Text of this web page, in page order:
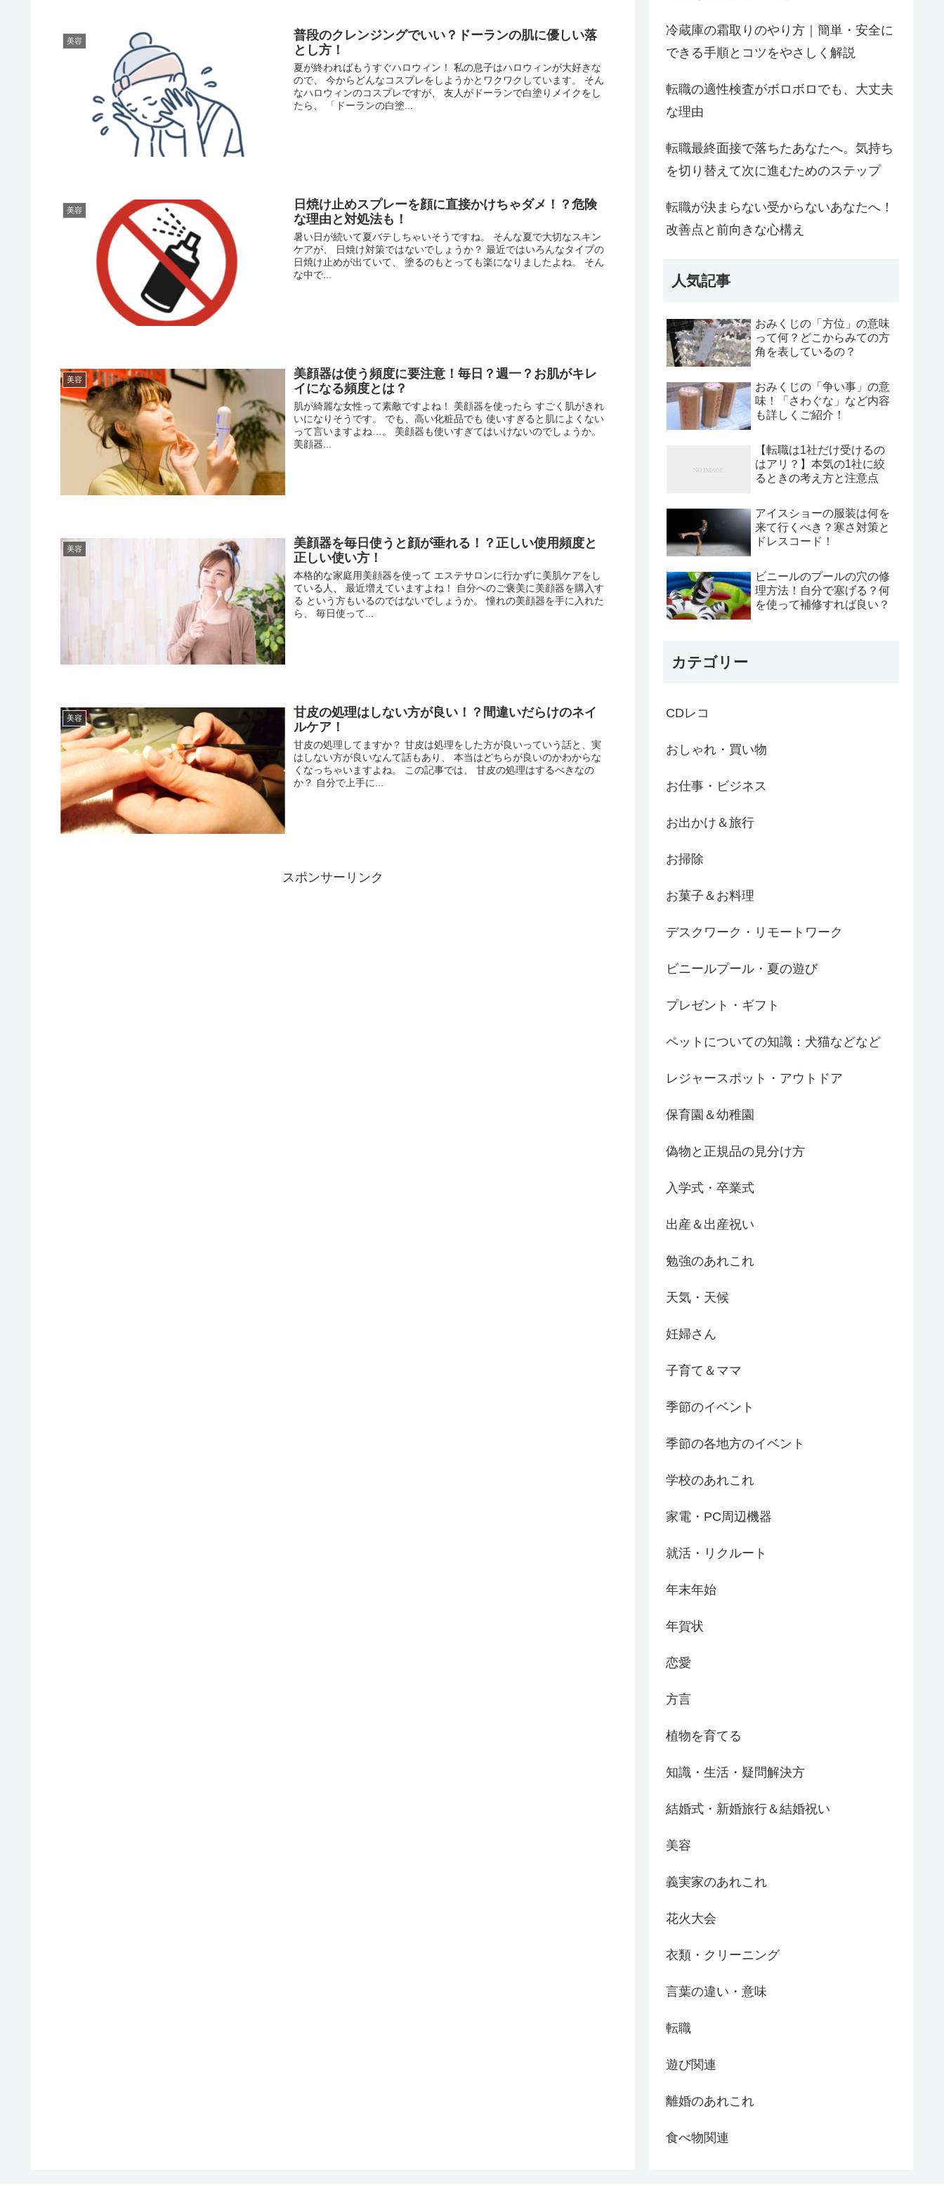
美容
普段のクレンジングでいい？ドーランの肌に優しい落
とし方！
夏が終わればもうすぐハロウィン！ 私の息子はハロウィンが大好きな
ので、 今からどんなコスプレをしようかとワクワクしています。 そん
なハロウィンのコスプレですが、 友人がドーランで白塗りメイクをし
たら、 「ドーランの白塗...
美容
日焼け止めスプレーを顔に直接かけちゃダメ！？危険
な理由と対処法も！
暑い日が続いて夏バテしちゃいそうですね。 そんな夏で大切なスキン
ケアが、 日焼け対策ではないでしょうか？ 最近ではいろんなタイプの
日焼け止めが出ていて、 塗るのもとっても楽になりましたよね。 そん
な中で...
美容
美顔器は使う頻度に要注意！毎日？週一？お肌がキレ
イになる頻度とは？
肌が綺麗な女性って素敵ですよね！ 美顔器を使ったら すごく肌がきれ
いになりそうです。 でも、高い化粧品でも 使いすぎると肌によくない
って言いますよね…。 美顔器も使いすぎてはいけないのでしょうか。
美顔器...
美容
美顔器を毎日使うと顔が垂れる！？正しい使用頻度と
正しい使い方！
本格的な家庭用美顔器を使って エステサロンに行かずに美肌ケアをし
ている人、 最近増えていますよね！ 自分へのご褒美に美顔器を購入す
る という方もいるのではないでしょうか。 憧れの美顔器を手に入れた
ら、 毎日使って...
美容
甘皮の処理はしない方が良い！？間違いだらけのネイ
ルケア！
甘皮の処理してますか？ 甘皮は処理をした方が良いっていう話と、実
はしない方が良いなんて話もあり、 本当はどちらが良いのかわからな
くなっちゃいますよね。 この記事では、 甘皮の処理はするべきなの
か？ 自分で上手に...
スポンサーリンク
冷蔵庫の霜取りのやり方｜簡単・安全に
できる手順とコツをやさしく解説
転職の適性検査がボロボロでも、大丈夫
な理由
転職最終面接で落ちたあなたへ。気持ち
を切り替えて次に進むためのステップ
転職が決まらない受からないあなたへ！
改善点と前向きな心構え
人気記事
おみくじの「方位」の意味
って何？どこからみての方
角を表しているの？
おみくじの「争い事」の意
味！「さわぐな」など内容
も詳しくご紹介！
【転職は1社だけ受けるの
はアリ？】本気の1社に絞
るときの考え方と注意点
アイスショーの服装は何を
来て行くべき？寒さ対策と
ドレスコード！
ビニールのプールの穴の修
理方法！自分で塞げる？何
を使って補修すれば良い？
カテゴリー
CDレコ
おしゃれ・買い物
お仕事・ビジネス
お出かけ＆旅行
お掃除
お菓子＆お料理
デスクワーク・リモートワーク
ビニールプール・夏の遊び
プレゼント・ギフト
ペットについての知識：犬猫などなど
レジャースポット・アウトドア
保育園＆幼稚園
偽物と正規品の見分け方
入学式・卒業式
出産＆出産祝い
勉強のあれこれ
天気・天候
妊婦さん
子育て＆ママ
季節のイベント
季節の各地方のイベント
学校のあれこれ
家電・PC周辺機器
就活・リクルート
年末年始
年賀状
恋愛
方言
植物を育てる
知識・生活・疑問解決方
結婚式・新婚旅行＆結婚祝い
美容
義実家のあれこれ
花火大会
衣類・クリーニング
言葉の違い・意味
転職
遊び関連
離婚のあれこれ
食べ物関連